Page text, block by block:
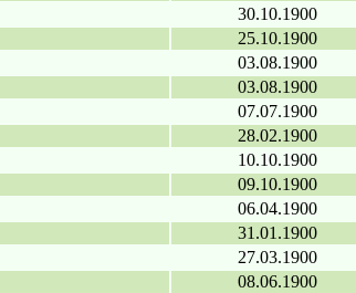
30.10.1900
25.10.1900
03.08.1900
03.08.1900
07.07.1900
28.02.1900
10.10.1900
09.10.1900
06.04.1900
31.01.1900
27.03.1900
08.06.1900